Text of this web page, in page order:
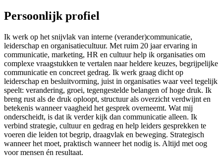
Persoonlijk profiel
Ik werk op het snijvlak van interne (verander)communicatie,
leiderschap en organisatiecultuur. Met ruim 20 jaar ervaring in
communicatie, marketing, HR en cultuur help ik organisaties om
complexe vraagstukken te vertalen naar heldere keuzes, begrijpelijke
communicatie en concreet gedrag. Ik werk graag dicht op
leiderschap en besluitvorming, juist in organisaties waar veel tegelijk
speelt: verandering, groei, tegengestelde belangen of hoge druk. Ik
breng rust als de druk oploopt, structuur als overzicht verdwijnt en
betekenis wanneer vaagheid het gesprek overneemt. Wat mij
onderscheidt, is dat ik verder kijk dan communicatie alleen. Ik
verbind strategie, cultuur en gedrag en help leiders gesprekken te
voeren die leiden tot begrip, draagvlak en beweging. Strategisch
wanneer het moet, praktisch wanneer het nodig is. Altijd met oog
voor mensen én resultaat.